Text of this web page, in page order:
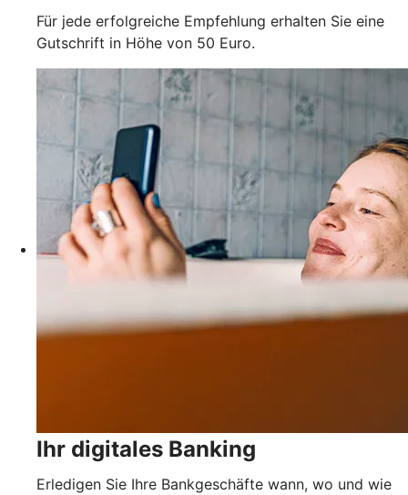
Für jede erfolgreiche Empfehlung erhalten Sie eine
Gutschrift in Höhe von 50 Euro.
Ihr digitales Banking
Erledigen Sie Ihre Bankgeschäfte wann, wo und wie